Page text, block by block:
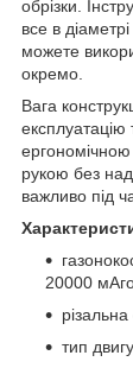
обрізки.
все в
можете
окремо.
Вага
рукою без
важливо під
20000
тип